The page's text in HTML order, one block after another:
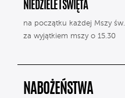
NIEDZIELE I ŚWIĘTA
na początku każdej Mszy św.
za wyjątkiem mszy o 15.30
NABOŻEŃSTWA